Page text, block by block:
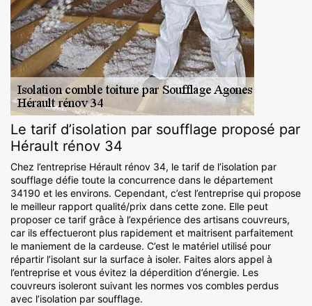
Le tarif d’isolation par soufflage proposé par
Hérault rénov 34
Chez l’entreprise Hérault rénov 34, le tarif de l’isolation par
soufflage défie toute la concurrence dans le département
34190 et les environs. Cependant, c’est l’entreprise qui propose
le meilleur rapport qualité/prix dans cette zone. Elle peut
proposer ce tarif grâce à l’expérience des artisans couvreurs,
car ils effectueront plus rapidement et maitrisent parfaitement
le maniement de la cardeuse. C’est le matériel utilisé pour
répartir l’isolant sur la surface à isoler. Faites alors appel à
l’entreprise et vous évitez la déperdition d’énergie. Les
couvreurs isoleront suivant les normes vos combles perdus
avec l’isolation par soufflage.